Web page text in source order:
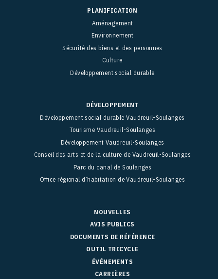
PLANIFICATION
Aménagement
Environnement
Sécurité des biens et des personnes
Culture
Développement social durable
DÉVELOPPEMENT
Développement social durable Vaudreuil-Soulanges
Tourisme Vaudreuil-Soulanges
Développement Vaudreuil-Soulanges
Conseil des arts et de la culture de Vaudreuil-Soulanges
Parc du canal de Soulanges
Office régional d’habitation de Vaudreuil-Soulanges
NOUVELLES
AVIS PUBLICS
DOCUMENTS DE RÉFÉRENCE
OUTIL TRICYCLE
ÉVÉNEMENTS
CARRIÈRES